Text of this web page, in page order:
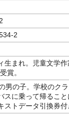
2
生まれ。児童文学
賞。
男の子。学校のク
スに乗って帰るこ
ストデータ引換券付